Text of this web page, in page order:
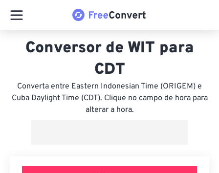
Conversor de WIT para
CDT
Converta entre Eastern Indonesian Time (ORIGEM) e
Cuba Daylight Time (CDT). Clique no campo de hora para
alterar a hora.